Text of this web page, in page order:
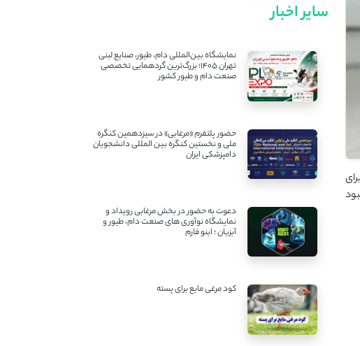
سایر اخبار
نمایشگاه بین‌المللی دام، طیور، صنایع لبنی
تهران ۱۴۰۵؛ بزرگ‌ترین گردهمایی تخصصی
صنعت دام و طیور کشور
حضور پلتفرم «مرغابی» در سیزدهمین کنگره
ملی و نخستین کنگره بین ‌المللی دانشجویان
دامپزشکی ایران
دعوت به حضور در بخش مرغابی رویداد و
نمایشگاه نوآوری های صنعت دام، طیور و
آبزیان ؛ اینو فارم
کود مرغی مایع برای پسته